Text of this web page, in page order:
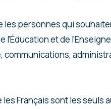
les personnes qui
et de
communications,
les Français sont les